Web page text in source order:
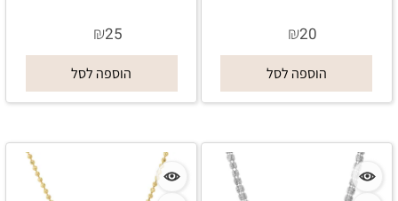
₪20
הוספה לסל
₪25
הוספה לסל